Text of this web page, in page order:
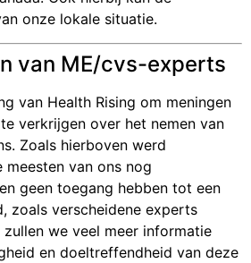
onze lokale situatie.
van ME/cvs-experts
van Health Rising om meningen
verkrijgen over het nemen van
Zoals hierboven werd
van ons nog
geen toegang hebben tot een
zoals verscheidene experts
we veel meer informatie
en doeltreffendheid van deze